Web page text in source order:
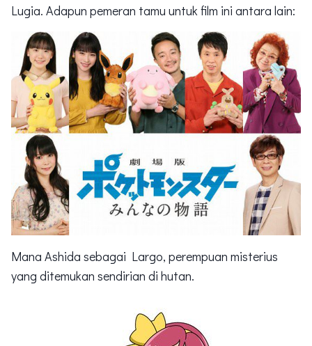
Lugia. Adapun pemeran tamu untuk film ini antara lain:
Mana Ashida sebagai Largo, perempuan misterius
yang ditemukan sendirian di hutan.